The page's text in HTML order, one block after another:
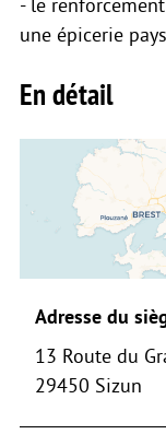
- le
une épicerie
En détail
Adresse du
13 Route du
29450 Sizun